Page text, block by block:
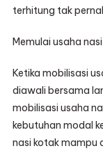
terhitung tak
Memulai usaha
Ketika mobilisasi
diawali bersama
mobilisasi usaha
kebutuhan modal
nasi kotak mampu